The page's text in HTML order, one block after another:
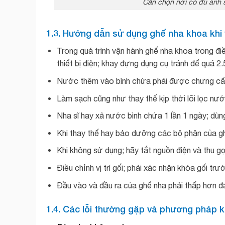
1.3. Hướng dẫn sử dụng ghế nha khoa khi
Trong quá trình vận hành ghế nha khoa trong
thiết bị điện; khay đựng dụng cụ tránh để quá
Nước thêm vào bình chứa phải được chưng
Làm sạch cũng như thay thế kịp thời lõi lọc
Nha sĩ hay xả nước bình chứa 1 lần 1 ngày;
Khi thay thế hay bảo dưỡng các bộ phận của
Khi không sử dụng; hãy tắt nguồn điện và thu
Điều chỉnh vị trí gối; phải xác nhận khóa gối
Đầu vào và đầu ra của ghế nha phải thấp hơn
1.4. Các lỗi thường gặp và phương pháp